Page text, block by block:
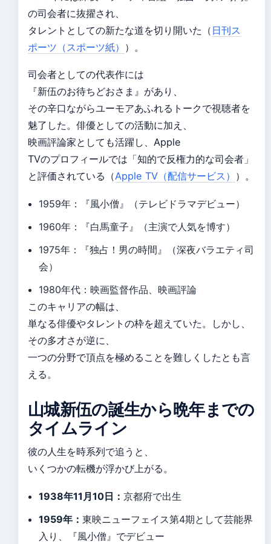
の司会者に抜擢され、
タレントとしての新たな道を切り開いた（ 日刊ス
ポーツ（スポーツ紙） ）。
司会者としての代表作には
『新伍のお待ちどおさま』があり、
その辛口ながらユーモアあふれるトークで視聴者を
魅了した。俳優としての活動に加え、
映画評論家としても活躍し、Apple
TVのプロフィールでは「知的で反権力的な司会者」
と評価されている（Apple TV（配信サービス） ）。
1959年：『風小僧』（テレビドラマデビュー）
1960年：『白馬童子』（主演で人気を博す）
1975年：『独占！男の時間』（深夜バラエティ司
会）
1980年代：映画監督作品、映画評論
このキャリアの幅は、
単なる俳優やタレントの枠を超えていた。しかし、
その多才さが逆に、
一つの分野で頂点を極めることを難しくしたとも言
える。
山城新伍の誕生から晩年までの
タイムライン
彼の人生を時系列で追うと、
いくつかの転機が浮かび上がる。
1938年11月10日：京都府で出生
1959年：東映ニューフェイス第4期として芸能界
入り、『風小僧』でデビュー